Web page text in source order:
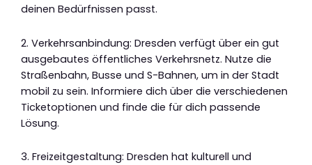
deinen Bedürfnissen passt.
2. Verkehrsanbindung: Dresden verfügt über ein gut
ausgebautes öffentliches Verkehrsnetz. Nutze die
Straßenbahn, Busse und S-Bahnen, um in der Stadt
mobil zu sein. Informiere dich über die verschiedenen
Ticketoptionen und finde die für dich passende
Lösung.
3. Freizeitgestaltung: Dresden hat kulturell und